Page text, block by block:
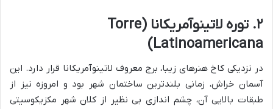
۲. توره لاتینوآمریکانا (Torre
Latinoamericana)
در نزدیکی کاخ هنرهای زیبا، برج معروف لاتینوآمریکانا قرار دارد. این
آسمان خراش، زمانی بلندترین ساختمان شهر بود و امروزه نیز از
طبقات بالایی آن، چشم اندازی بی نظیر از کلان شهر مکزیکوسیتی